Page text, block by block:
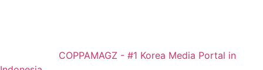
COPPAMAGZ - #1 Korea Media Portal in